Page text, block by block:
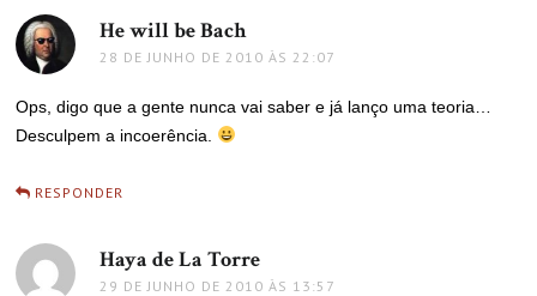
He will be Bachdisse:
28 DE JUNHO DE 2010 ÀS 22:07
Ops, digo que a gente nunca vai saber e já lanço uma teoria…
Desculpem a incoerência.
RESPONDER
Haya de La Torre
29 DE JUNHO DE 2010 ÀS 13:57